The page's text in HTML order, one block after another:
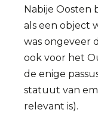
Nabije Oosten
als een object
was ongeveer
ook voor het
de enige
statuut van
relevant is).